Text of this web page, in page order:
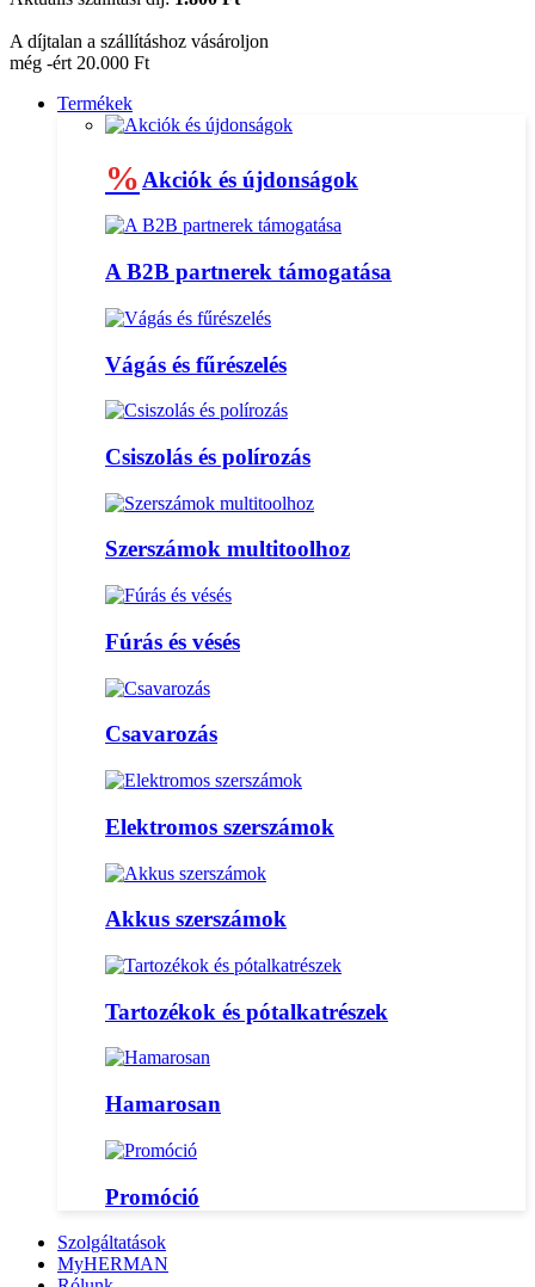
A díjtalan a szállításhoz vásároljon
még -ért 20.000 Ft
Termékek
% Akciók és újdonságok
A B2B partnerek támogatása
Vágás és fűrészelés
Csiszolás és polírozás
Szerszámok multitoolhoz
Fúrás és vésés
Csavarozás
Elektromos szerszámok
Akkus szerszámok
Tartozékok és pótalkatrészek
Hamarosan
Promóció
Szolgáltatások
MyHERMAN